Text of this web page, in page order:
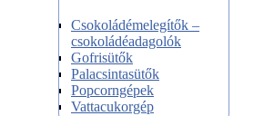
Csokoládémelegítők –
csokoládéadagolók
Gofrisütők
Palacsintasütők
Popcorngépek
Vattacukorgép